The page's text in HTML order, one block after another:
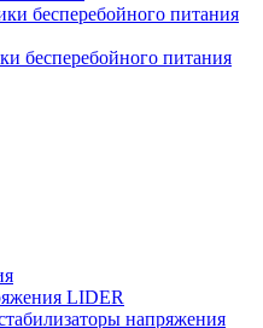
бесперебойного питания
бесперебойного питания
LIDER
напряжения